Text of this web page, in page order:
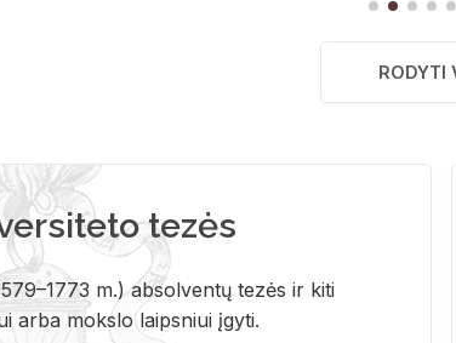
RODYTI
tezės
m.) absolventų tezės ir kiti
arba mokslo laipsniui įgyti.